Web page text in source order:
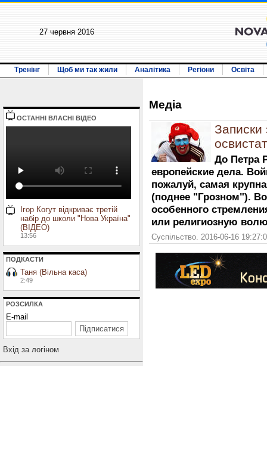
27 червня 2016
Тренінг Щоб ми так жили Аналітика Регіони Освіта
ОСТАННI ВЛАСНI ВIДЕО
Ігор Когут відкриває третій
набір до школи "Нова Україна"
(ВІДЕО)
13:56
ПОДКАСТИ
Таня (Вільна каса)
2:49
РОЗСИЛКА
E-mail
Вхiд за логiном
Медiа
До Петра
европейские дела.
пожалуй, самая
(поднее "Грозном").
особенного
или религиозную
Суспільство. 2016-06-16